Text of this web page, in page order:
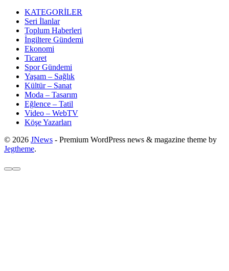
KATEGORİLER
Seri İlanlar
Toplum Haberleri
İngiltere Gündemi
Ekonomi
Ticaret
Spor Gündemi
Yaşam – Sağlık
Kültür – Sanat
Moda – Tasarım
Eğlence – Tatil
Video – WebTV
Köşe Yazarları
© 2026 JNews - Premium WordPress news & magazine theme by
Jegtheme.